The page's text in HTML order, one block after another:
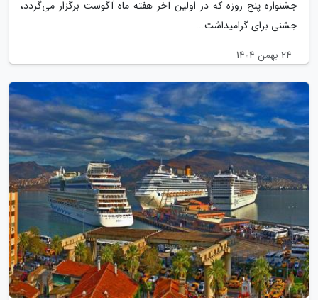
جشنواره پنج روزه که در اولین آخر هفته ماه آگوست برگزار می‌گردد،
جشنی برای گرامیداشت...
24 بهمن 1404